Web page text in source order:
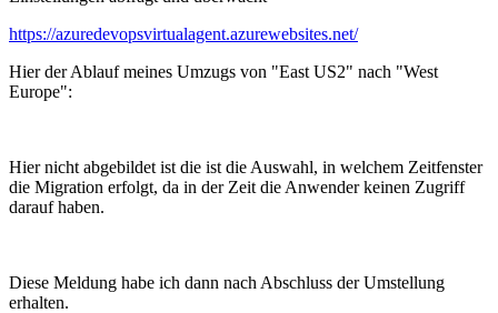
https://azuredevopsvirtualagent.azurewebsites.net/
Hier der Ablauf meines Umzugs von "East US2" nach "West
Europe":
Hier nicht abgebildet ist die ist die Auswahl, in welchem Zeitfenster
die Migration erfolgt, da in der Zeit die Anwender keinen Zugriff
darauf haben.
Diese Meldung habe ich dann nach Abschluss der Umstellung
erhalten.